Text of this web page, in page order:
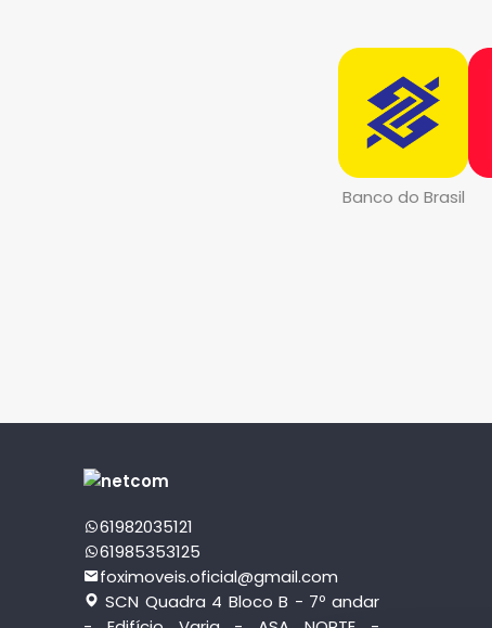
Banco do Brasil
61982035121
61985353125
foximoveis.oficial@gmail.com
SCN Quadra 4 Bloco B - 7º andar